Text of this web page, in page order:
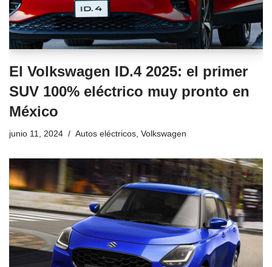
El Volkswagen ID.4 2025: el primer
SUV 100% eléctrico muy pronto en
México
junio 11, 2024 Autos eléctricos Volkswagen